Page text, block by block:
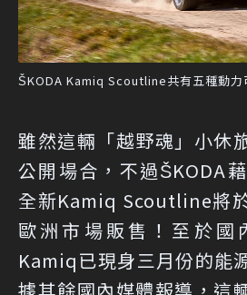
ŠKODA Kamiq Scoutline共有五種動力
雖然這輛「越野魂」小休
公開場合，不過ŠKODA
全新Kamiq Scoutline將
歐洲市場販售！至於國
Kamiq已現身三月份的能